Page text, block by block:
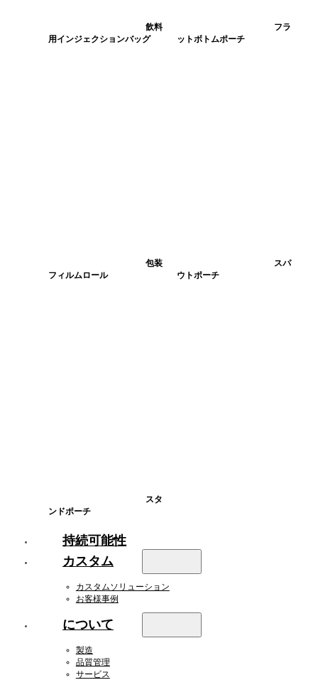
飲料
用インジェクションバッグ
フラ
ットボトムポーチ
包装
フィルムロール
スパ
ウトポーチ
スタ
ンドポーチ
持続可能性
カスタム
カスタムソリューション
お客様事例
について
製造
品質管理
サービス